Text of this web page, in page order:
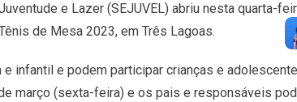
e Lazer (SEJUVEL) abriu nesta quarta-
de Mesa 2023, em Três Lagoas.
infantil e podem participar crianças e
março (sexta-feira) e os pais e responsáveis